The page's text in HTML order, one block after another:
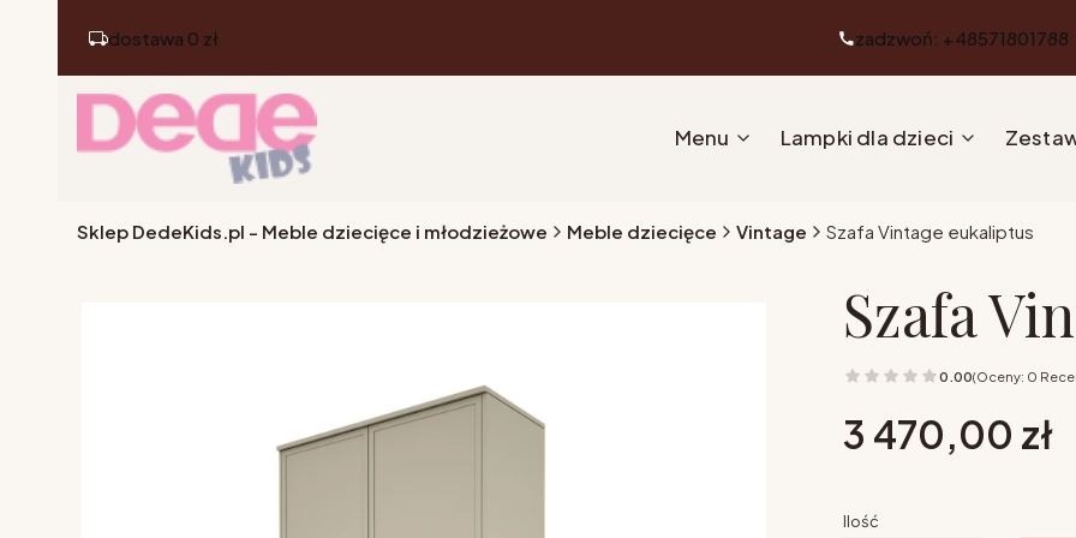
dostawa 0 zł zadzwoń: +48571801788
Menu Lampki dla dzieci
Sklep DedeKids.pl - Meble dziecięce i młodzieżowe Meble dziecięce Vintage Szafa Vintage eukaliptus
Szafa
0.00(Oceny: 0
Cena
3 470,00 zł
Ilość